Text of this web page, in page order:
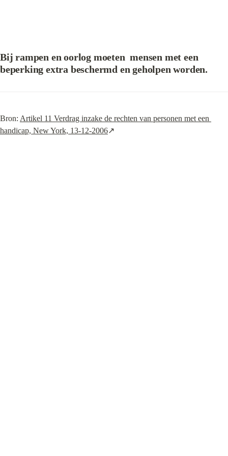
Bij rampen en oorlog moeten  mensen met een
beperking extra beschermd en geholpen worden.
Bron: Artikel 11 Verdrag inzake de rechten van personen met een
handicap, New York, 13-12-2006↗️